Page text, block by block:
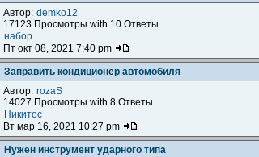
Автор: demko12
17123 Просмотры with 10 Ответы
набор
Пт окт 08, 2021 7:40 pm
Заправить кондиционер автомобиля
Автор: rozaS
14027 Просмотры with 8 Ответы
Никитос
Вт мар 16, 2021 10:27 pm
Нужен инструмент ударного типа